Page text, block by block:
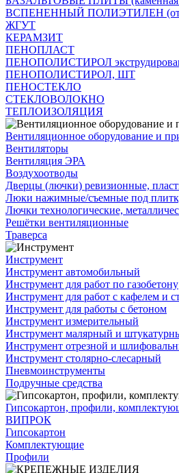
ВСПЕНЕННЫЙ ПОЛИЭТИЛЕН
ЖГУТ
КЕРАМЗИТ
ПЕНОПЛАСТ
ПЕНОПОЛИСТИРОЛ
ПЕНОПОЛИСТИРОЛ, ШТ
ПЕНОСТЕКЛО
СТЕКЛОВОЛОКНО
ТЕПЛОИЗОЛЯЦИЯ
Вентиляционное оборудование и
Вентиляторы
Вентиляция ЭРА
Воздухоотводы
Дверцы (лючки) ревизионные,
Люки нажимные/съемные под
Лючки технологические,
Решётки вентиляционные
Траверса
Инструмент
Инструмент автомобильный
Инструмент для работ по газобетону
Инструмент для работ с кафелем и
Инструмент для работы с бетоном
Инструмент измерительный
Инструмент малярный и
Инструмент отрезной и
Инструмент столярно-слесарный
Пневмоинструменты
Подручные средства
Гипсокартон, профили,
ВИПРОК
Гипсокартон
Комплектующие
Профили